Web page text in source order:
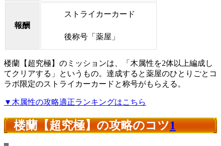
報酬
ストライカーカード
後称号「薬屋」
楼蘭【超究極】のミッションは、「木属性を2体以上編成し
てクリアする」というもの。達成すると薬屋のひとりごとコ
ラボ限定のストライカーカードと称号がもらえる。
▼木属性の攻略適正ランキングはこちら
楼蘭【超究極】の攻略のコツ1